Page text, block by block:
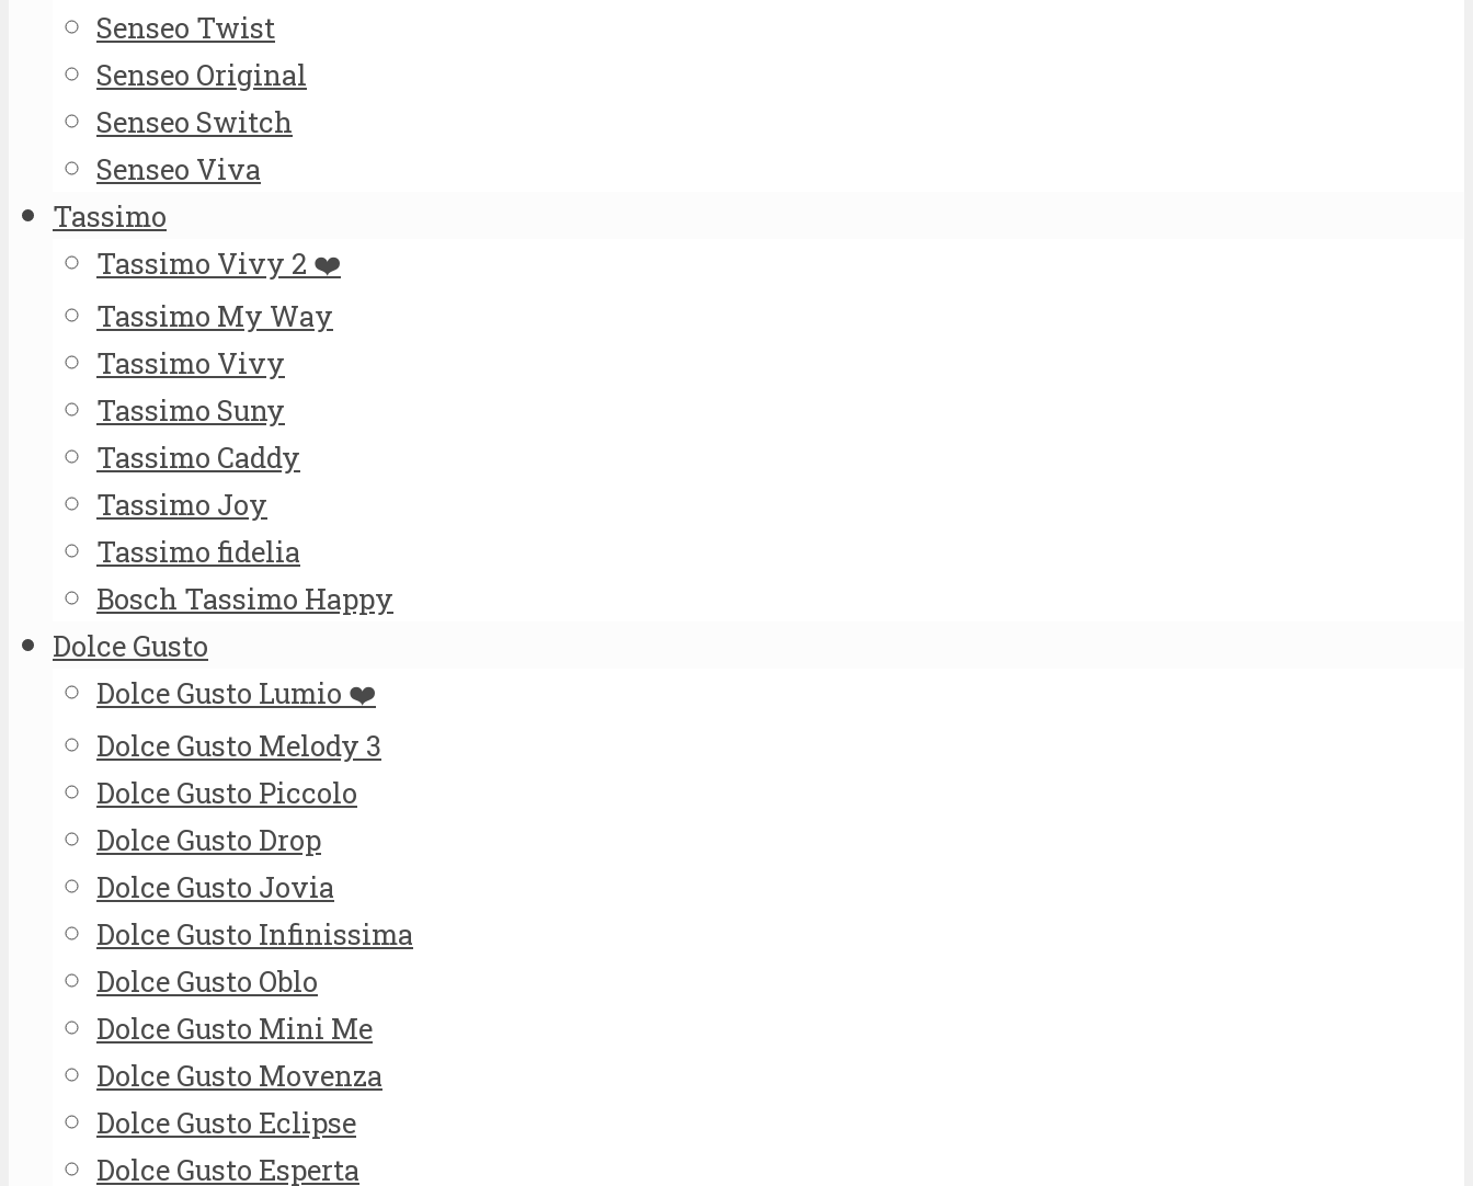
Senseo Twist
Senseo Original
Senseo Switch
Senseo Viva
Tassimo
Tassimo Vivy 2 ❤️
Tassimo My Way
Tassimo Vivy
Tassimo Suny
Tassimo Caddy
Tassimo Joy
Tassimo fidelia
Bosch Tassimo Happy
Dolce Gusto
Dolce Gusto Lumio ❤️
Dolce Gusto Melody 3
Dolce Gusto Piccolo
Dolce Gusto Drop
Dolce Gusto Jovia
Dolce Gusto Infinissima
Dolce Gusto Oblo
Dolce Gusto Mini Me
Dolce Gusto Movenza
Dolce Gusto Eclipse
Dolce Gusto Esperta